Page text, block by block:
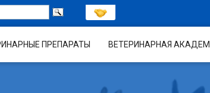
ПРЕПАРАТЫ ВЕТЕРИНАРНАЯ